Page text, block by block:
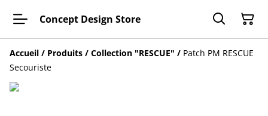
Concept Design Store
Accueil / Produits / Collection "RESCUE" / Patch PM RESCUE
Secouriste